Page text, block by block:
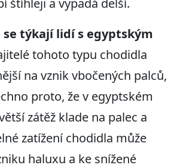
štíhleji a vypadá delší.
týkají lidí s egyptským
tohoto typu chodidla
na vznik vbočených palců,
proto, že v egyptském
zátěž klade na palec a
zatížení chodidla může
haluxu a ke snížené